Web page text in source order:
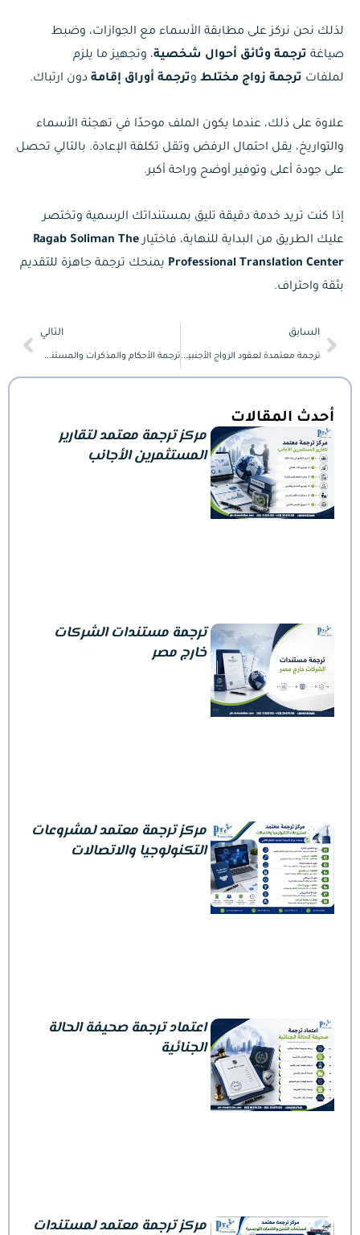
أحدث المقالات
مركز ترجمة معتمد لتقارير
المستثمرين الأجانب
ترجمة مستندات الشركات
خارج مصر
مركز ترجمة معتمد لمشروعات
التكنولوجيا والاتصالات
اعتماد ترجمة صحيفة الحالة
الجنائية
مركز ترجمة معتمد لمستندات
لذلك نحن نركز على مطابقة الأسماء مع الجوازات، وضبط
صياغة ترجمة وثائق أحوال شخصية، وتجهيز ما يلزم
لملفات ترجمة زواج مختلط وترجمة أوراق إقامة دون ارتباك.
علاوة على ذلك، عندما يكون الملف موحدًا في تهجئة الأسماء
والتواريخ، يقل احتمال الرفض وتقل تكلفة الإعادة. بالتالي تحصل
على جودة أعلى وتوفير أوضح وراحة أكبر.
إذا كنت تريد خدمة دقيقة تليق بمستنداتك الرسمية وتختصر
عليك الطريق من البداية للنهاية، فاختيارRagab Soliman The
Professional Translation Center يمنحك ترجمة جاهزة للتقديم
بثقة واحتراف.
Prev
السابق
ترجمة معتمدة لعقود الزواج الأجنبية وإجراءات التوثيق
التالي
ترجمة الأحكام والمذكرات والمستندات القضائية من مكتب معتمد